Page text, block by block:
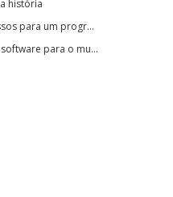
história
para um progr...
para o mu...